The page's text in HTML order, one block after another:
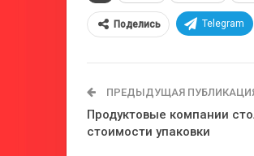
Поделись Telegram
ПРЕДЫДУЩАЯ
Продуктовые компании
стоимости упаковки